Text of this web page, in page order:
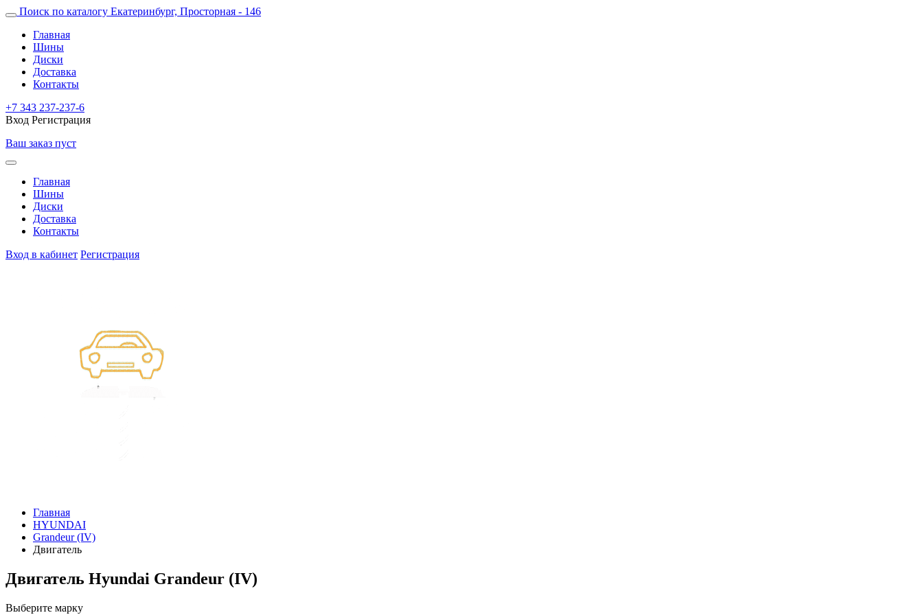
Поиск по каталогу Екатеринбург, Просторная - 146
Главная
Шины
Диски
Доставка
Контакты
+7 343 237-237-6
Вход Регистрация
Ваш заказ пуст
Главная
Шины
Диски
Доставка
Контакты
Вход в кабинет Регистрация
Главная
HYUNDAI
Grandeur (IV)
Двигатель
Двигатель Hyundai Grandeur (IV)
Выберите марку